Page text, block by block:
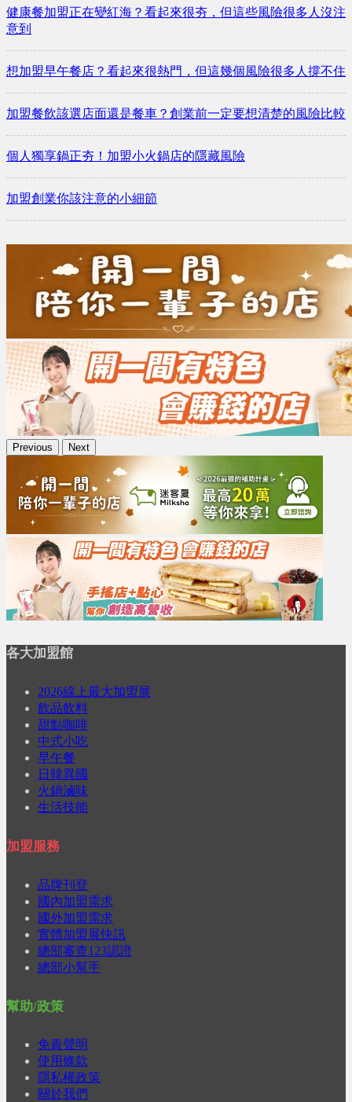
健康餐加盟正在變紅海？看起來很夯，但這些風險很多人沒注
意到
想加盟早午餐店？看起來很熱門，但這幾個風險很多人撐不住
加盟餐飲該選店面還是餐車？創業前一定要想清楚的風險比較
個人獨享鍋正夯！加盟小火鍋店的隱藏風險
加盟創業你該注意的小細節
Previous Next
各大加盟館
2026線上最大加盟展
飲品飲料
甜點咖啡
中式小吃
早午餐
日韓異國
火鍋滷味
生活技能
加盟服務
品牌刊登
國內加盟需求
國外加盟需求
實體加盟展快訊
總部審查123認證
總部小幫手
幫助/政策
免責聲明
使用條款
隱私權政策
關於我們